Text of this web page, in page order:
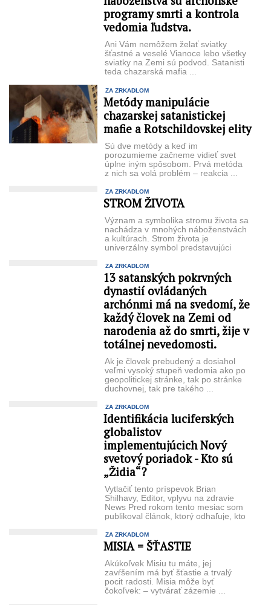
programy smrti a kontrola
vedomia ľudstva.
Ani Vám nemôžem želať sviatky
šťastné a veselé Vianoce lebo všetky
sviatky na Zemi sú podvod. Satanisti
teda chazarská mafia ...
ZA ZRKADLOM
Metódy manipulácie
chazarskej satanistickej
mafie a Rotschildovskej elity
Sú dve metódy a keď im
porozumieme začneme vidieť svet
úplne iným spôsobom. Prvá metóda
z nich sa volá problém – reakcia ...
ZA ZRKADLOM
STROM ŽIVOTA
Význam a symbolika stromu života sa
nachádza v mnohých náboženstvách
a kultúrach. Strom života je
univerzálny symbol predstavujúci
ZA ZRKADLOM
13 satanských pokrvných
dynastií ovládaných
archónmi má na svedomí, že
každý človek na Zemi od
narodenia až do smrti, žije v
totálnej nevedomosti.
Ak je človek prebudený a dosiahol
veľmi vysoký stupeň vedomia ako po
geopolitickej stránke, tak po stránke
duchovnej, tak pre takého ...
ZA ZRKADLOM
Identifikácia luciferských
globalistov
implementujúcich Nový
svetový poriadok - Kto sú
„Židia“?
Vytlačiť tento príspevok Brian
Shilhavy, Editor, vplyvu na zdravie
News Pred rokom tento mesiac som
publikoval článok, ktorý odhaľuje, kto
ZA ZRKADLOM
MISIA = ŠŤASTIE
Akúkoľvek Misiu tu máte, jej
zavŕšením má byť šťastie a trvalý
pocit radosti. Misia môže byť
čokoľvek: – vytvárať zázemie ...